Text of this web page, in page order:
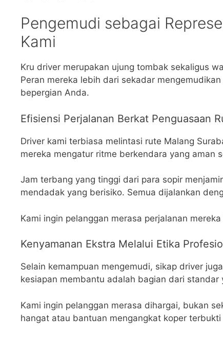
Pengemudi sebagai
Kami
Kru driver merupakan ujung tombak sekaligus
Peran mereka lebih dari sekadar
bepergian Anda.
Efisiensi Perjalanan Berkat Penguasaan
Driver kami terbiasa melintasi rute Malang
mereka mengatur ritme berkendara yang aman
Jam terbang yang tinggi dari para sopir
mendadak yang berisiko. Semua dijalankan
Kami ingin pelanggan merasa perjalanan
Kenyamanan Ekstra Melalui Etika
Selain kemampuan mengemudi, sikap driver
kesiapan membantu adalah bagian dari standar
Kami ingin pelanggan merasa dihargai, bukan
hangat atau bantuan mengangkat koper